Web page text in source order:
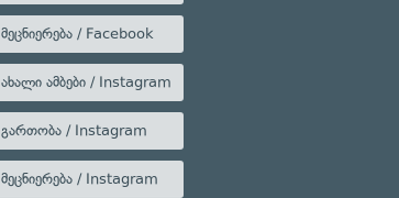
მეცნიერება / Facebook
ახალი ამბები / Instagram
გართობა / Instagram
მეცნიერება / Instagram